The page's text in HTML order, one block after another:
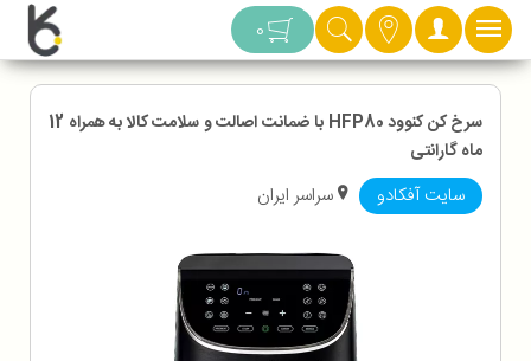
دسته بندی 0
سرخ کن کنوود HFP80 با ضمانت اصالت و سلامت کالا به همراه 12
ماه گارانتی
سایت آفکادو سراسر ایران